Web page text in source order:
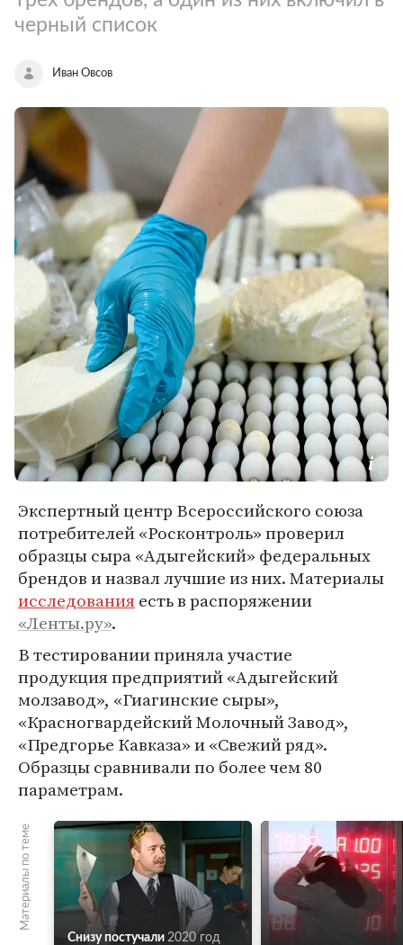
черный список
Иван Овсов
Экспертный центр Всероссийского союза
потребителей «Росконтроль» проверил
образцы сыра «Адыгейский» федеральных
брендов и назвал лучшие из них. Материалы
исследованияесть в распоряжении
«Ленты.ру».
В тестировании приняла участие
продукция предприятий «Адыгейский
молзавод», «Гиагинские сыры»,
«Красногвардейский Молочный Завод»,
«Предгорье Кавказа» и «Свежий ряд».
Образцы сравнивали по более чем 80
параметрам.
Материалы по теме
Снизу постучали 2020 год